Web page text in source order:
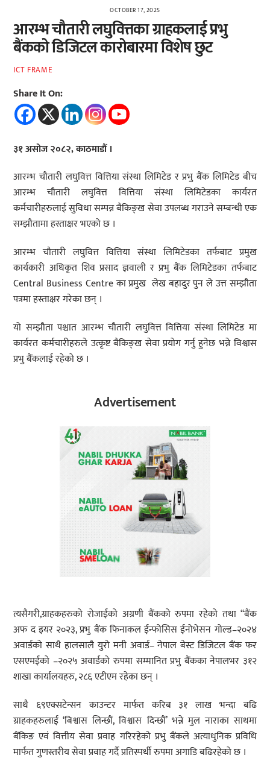
OCTOBER 17, 2025
आरम्भ चौतारी लघुवित्तका ग्राहकलाई प्रभु
बैंकको डिजिटल कारोबारमा विशेष छुट
ICT FRAME
Share It On:
३१ असोज २०८२, काठमाडौं ।
आरम्भ चौतारी लघुवित्त वित्तिया संस्था लिमिटेड र प्रभु बैंक लिमिटेड बीच
आरम्भ चौतारी लघुवित्त वित्तिया संस्था लिमिटेडका कार्यरत
कर्मचारीहरुलाई सुविधा सम्पन्न बैकिङ्ख सेवा उपलब्ध गराउने सम्बन्धी एक
सम्झौतामा हस्ताक्षर भएको छ ।
आरम्भ चौतारी लघुवित्त वित्तिया संस्था लिमिटेडका तर्फबाट प्रमुख
कार्यकारी अधिकृत शिव प्रसाद ज्ञवाली र प्रभु बैंक लिमिटेडका तर्फबाट
Central Business Centre का प्रमुख लेख बहादुर पुन ले उत्त सम्झौता
पत्रमा हस्ताक्षर गरेका छन् ।
यो सम्झौता पश्चात आरम्भ चौतारी लघुवित्त वित्तिया संस्था लिमिटेड मा
कार्यरत कर्मचारीहरुले उत्कृष्ट बैकिङ्ख सेवा प्रयोग गर्नु हुनेछ भन्ने विश्वास
प्रभु बैंकलाई रहेको छ ।
Advertisement
त्यसैगरी,ग्राहकहरुको रोजाईको अग्रणी बैंकको रुपमा रहेको तथा “बैंक
अफ द इयर २०२३, प्रभु बैंक फिनाकल ईन्फोसिस ईनोभेसन गोल्ड–२०२४
अवार्डको साथै हालसालै युरो मनी अवार्ड– नेपाल बेस्ट डिजिटल बैंक फर
एसएमईको –२०२५ अवार्डको रुपमा सम्मानित प्रभु बैंकका नेपालभर ३१२
शाखा कार्यालयहरु, २८६ एटीएम रहेका छन् ।
साथै ६९एक्सटेन्सन काउन्टर मार्फत करिब ३१ लाख भन्दा बढि
ग्राहकहरुलाई ‘बिश्वास लिन्छौं, विश्वास दिन्छौं’ भन्ने मुल नाराका साथमा
बैंकिङ एवं वित्तीय सेवा प्रवाह गरिरहेको प्रभु बैंकले अत्याधुनिक प्रविधि
मार्फत गुणस्तरीय सेवा प्रवाह गर्दै प्रतिस्पर्धी रुपमा अगाडि बढिरहेको छ ।